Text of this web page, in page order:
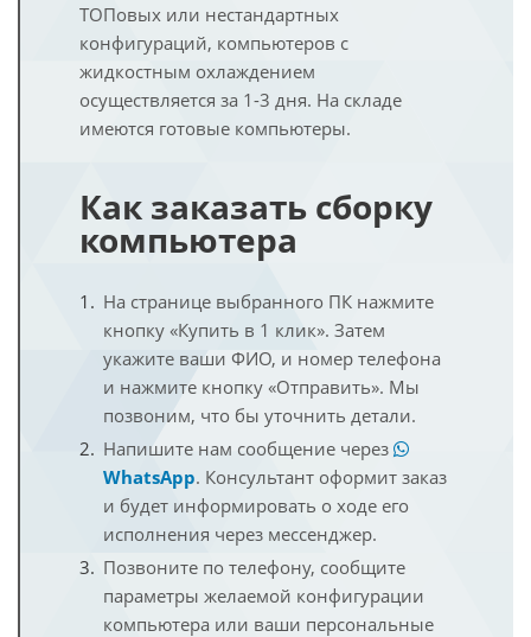
ТОПовых или нестандартных
конфигураций, компьютеров с
жидкостным охлаждением
осуществляется за 1-3 дня. На складе
имеются готовые компьютеры.
Как заказать сборку
компьютера
На странице выбранного ПК нажмите
кнопку «Купить в 1 клик». Затем
укажите ваши ФИО, и номер телефона
и нажмите кнопку «Отправить». Мы
позвоним, что бы уточнить детали.
Напишите нам сообщение через
WhatsApp. Консультант оформит заказ
и будет информировать о ходе его
исполнения через мессенджер.
Позвоните по телефону, сообщите
параметры желаемой конфигурации
компьютера или ваши персональные